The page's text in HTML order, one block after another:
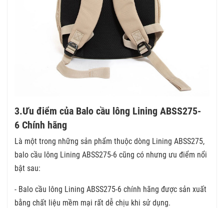
3.Ưu điểm của Balo cầu lông Lining ABSS275-
6 Chính hãng
Là một trong những sản phẩm thuộc dòng Lining ABSS275,
balo cầu lông Lining ABSS275-6 cũng có nhưng ưu điểm nổi
bật sau:
- Balo cầu lông Lining ABSS275-6 chính hãng được sản xuất
bằng chất liệu mềm mại rất dễ chịu khi sử dụng.